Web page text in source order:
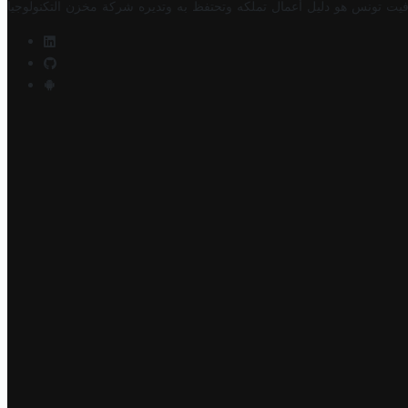
تونس هو دليل أعمال تملكه وتحتفظ به وتديره شركة مخزن التكنولوجيا